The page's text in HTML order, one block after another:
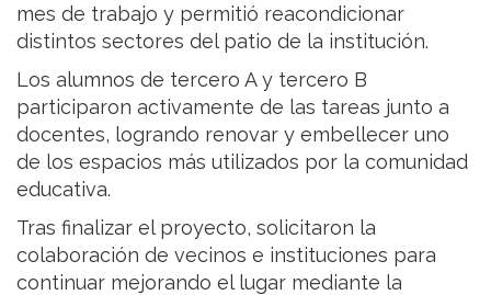
mes de trabajo y permitió reacondicionar
distintos sectores del patio de la institución.
Los alumnos de tercero A y tercero B
participaron activamente de las tareas junto a
docentes, logrando renovar y embellecer uno
de los espacios más utilizados por la comunidad
educativa.
Tras finalizar el proyecto, solicitaron la
colaboración de vecinos e instituciones para
continuar mejorando el lugar mediante la